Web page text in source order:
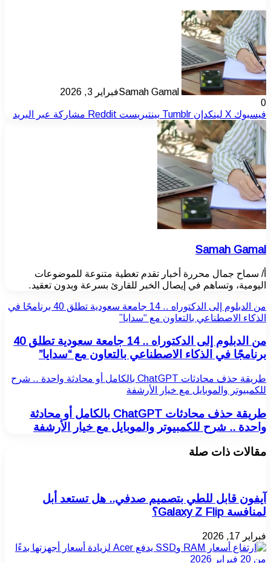
Samah Gamalفبراير 3, 2026
0
فيسبوك ‫X لينكدإن بينتيريست مشاركة عبر البريد
Samah Gamal
أ/ سماح جمال محررة أخبار تقدم تغطية متنوعة للموضوعات
اليومية، وتساهم في إيصال الخبر للقارئ بسرعة وبدون تعقيد.
من الدبلوم إلى الدكتوراه .. 14 جامعة سعودية تطلق 40 برنامجًا في
الذكاء الاصطناعي بالتعاون مع “سدايا”
من الدبلوم إلى الدكتوراه .. 14 جامعة سعودية تطلق 40
برنامجًا في الذكاء الاصطناعي بالتعاون مع “سدايا”
طريقة حذف محادثات ChatGPT بالكامل أو محادثة واحدة .. شرح
للكمبيوتر والموبايل مع خيار الأرشفة
طريقة حذف محادثات ChatGPT بالكامل أو محادثة
واحدة .. شرح للكمبيوتر والموبايل مع خيار الأرشفة
مقالات ذات صلة
آيفون قابل للطي بتصميم صدفي.. هل تستعد أبل
لمنافسة Galaxy Z Flip؟
فبراير 17, 2026